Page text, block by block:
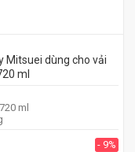
Mitsuei dùng cho vải
ml
720 ml
- 9%